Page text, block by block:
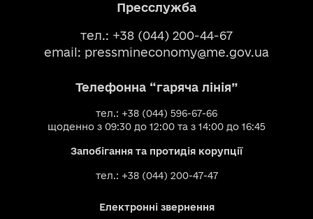
Пресслужба
тел.: +38 (044) 200-44-67
email: pressmineconomy@me.gov.ua
Телефонна “гаряча лінія”
тел.: +38 (044) 596-67-66
щоденно з 09:30 до 12:00 та з 14:00 до 16:45
Запобігання та протидія корупції
тел.: +38 (044) 200-47-47
Електронні звернення